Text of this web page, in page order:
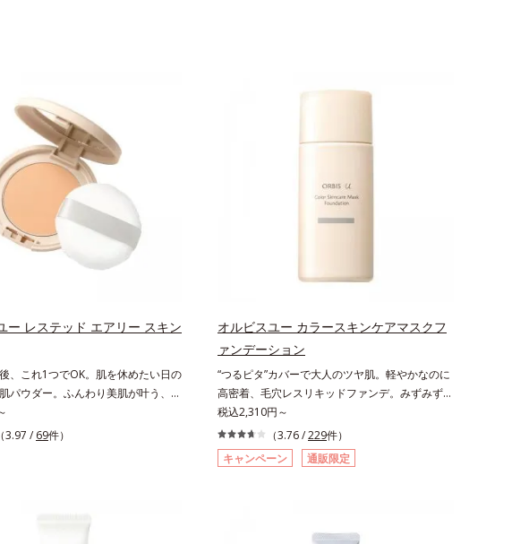
ー レステッド エアリー スキン
、これ1つでOK。肌を休めたい日の
パウダー。ふんわり美肌が叶う、う
ーです。3色の光を操るパウダーが
を演出。ソフトフォーカス効果で肌
つでライトメイク効果。クレンジン
（3.97 / 69件）
オルビスユー カラースキンケアマスクフ
ァンデーション
“つるピタ”カバーで大人のツヤ肌。軽やかなのに
高密着、毛穴レスリキッドファンデ。みずみずし
く、とけ込むように密着カバー毛穴レスでなめら
かな質感美へ導く、リキッドファンデーション
「カバーはしたいけど厚塗り感はイヤ」「素肌が
もともとキレイな人だと思われたい」そんなお客
税込2,310円～
（3.76 /229件）
キャンペーン
通販限定